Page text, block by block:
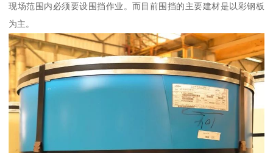
现场范围内必须要设围挡作业。而目前围挡的主要建材是以彩钢板
为主。